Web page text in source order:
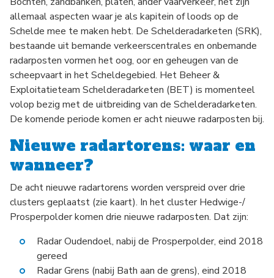
allemaal aspecten waar je als kapitein of loods op de
Schelde mee te maken hebt. De Schelderadarketen (SRK),
bestaande uit bemande verkeerscentrales en onbemande
radarposten vormen het oog, oor en geheugen van de
scheepvaart in het Scheldegebied. Het Beheer &
Exploitatieteam Schelderadarketen (BET) is momenteel
volop bezig met de uitbreiding van de Schelderadarketen.
De komende periode komen er acht nieuwe radarposten bij.
Nieuwe radartorens: waar en
wanneer?
De acht nieuwe radartorens worden verspreid over drie
clusters geplaatst (zie kaart). In het cluster Hedwige-/
Prosperpolder komen drie nieuwe radarposten. Dat zijn:
Radar Oudendoel, nabij de Prosperpolder, eind 2018
gereed
Radar Grens (nabij Bath aan de grens), eind 2018